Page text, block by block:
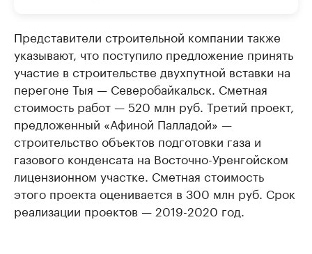
Представители строительной компании также
указывают, что поступило предложение принять
участие в строительстве двухпутной вставки на
перегоне Тыя — Северобайкальск. Сметная
стоимость работ — 520 млн руб. Третий проект,
предложенный «Афиной Палладой» —
строительство объектов подготовки газа и
газового конденсата на Восточно-Уренгойском
лицензионном участке. Сметная стоимость
этого проекта оценивается в 300 млн руб. Срок
реализации проектов — 2019-2020 год.